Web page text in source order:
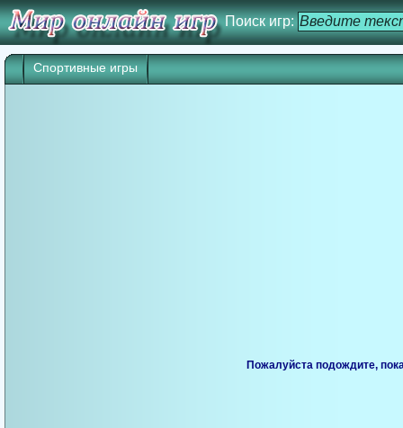
Поиск игр:
Спортивные игры
Пожалуйста подождите,